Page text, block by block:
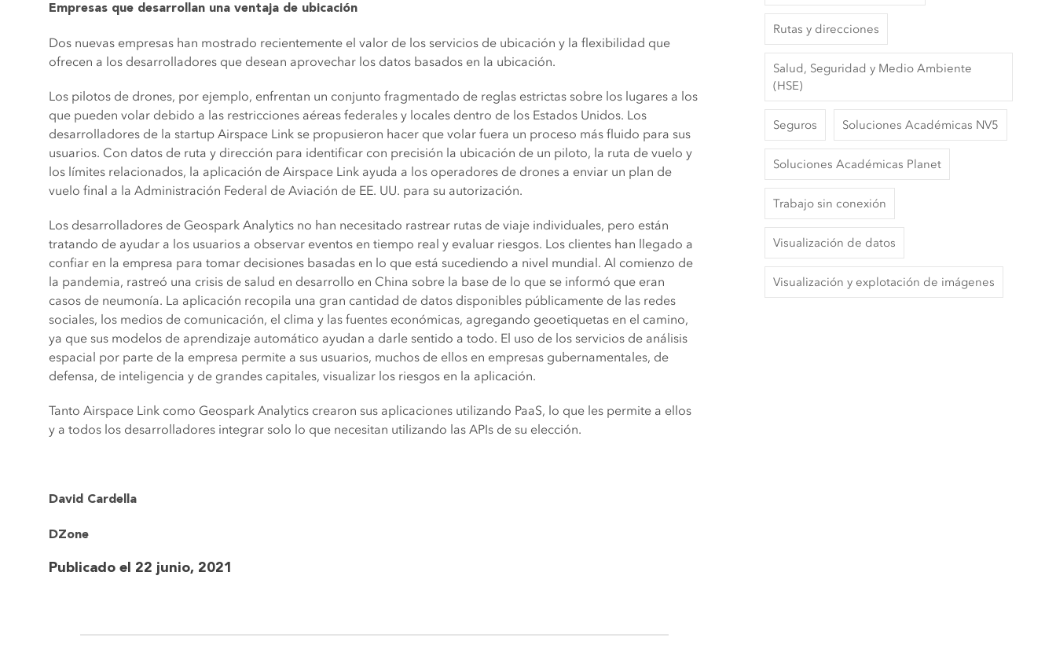
Empresas que desarrollan una ventaja de ubicación
Dos nuevas empresas han mostrado recientemente el valor de los servicios de ubicación y la flexibilidad que
ofrecen a los desarrolladores que desean aprovechar los datos basados en la ubicación.
Los pilotos de drones, por ejemplo, enfrentan un conjunto fragmentado de reglas estrictas sobre los lugares a los
que pueden volar debido a las restricciones aéreas federales y locales dentro de los Estados Unidos. Los
desarrolladores de la startup Airspace Link se propusieron hacer que volar fuera un proceso más fluido para sus
usuarios. Con datos de ruta y dirección para identificar con precisión la ubicación de un piloto, la ruta de vuelo y
los límites relacionados, la aplicación de Airspace Link ayuda a los operadores de drones a enviar un plan de
vuelo final a la Administración Federal de Aviación de EE. UU. para su autorización.
Los desarrolladores de Geospark Analytics no han necesitado rastrear rutas de viaje individuales, pero están
tratando de ayudar a los usuarios a observar eventos en tiempo real y evaluar riesgos. Los clientes han llegado a
confiar en la empresa para tomar decisiones basadas en lo que está sucediendo a nivel mundial. Al comienzo de
la pandemia, rastreó una crisis de salud en desarrollo en China sobre la base de lo que se informó que eran
casos de neumonía. La aplicación recopila una gran cantidad de datos disponibles públicamente de las redes
sociales, los medios de comunicación, el clima y las fuentes económicas, agregando geoetiquetas en el camino,
ya que sus modelos de aprendizaje automático ayudan a darle sentido a todo. El uso de los servicios de análisis
espacial por parte de la empresa permite a sus usuarios, muchos de ellos en empresas gubernamentales, de
defensa, de inteligencia y de grandes capitales, visualizar los riesgos en la aplicación.
Tanto Airspace Link como Geospark Analytics crearon sus aplicaciones utilizando PaaS, lo que les permite a ellos
y a todos los desarrolladores integrar solo lo que necesitan utilizando las APIs de su elección.
David Cardella
DZone
Publicado el 22 junio, 2021
Rutas y direcciones
Salud, Seguridad y Medio Ambiente
(HSE)
Seguros Soluciones Académicas NV5
Soluciones Académicas Planet
Trabajo sin conexión
Visualización de datos
Visualización y explotación de imágenes